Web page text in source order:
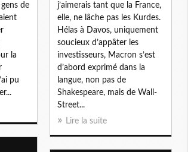
de
la
pu
j’aimerais tant que la France,
elle, ne lâche pas les Kurdes.
Hélas à Davos, uniquement
soucieux d’appâter les
investisseurs, Macron s’est
d’abord exprimé dans la
langue, non pas de
Shakespeare, mais de Wall-
Street...
Lire la suite